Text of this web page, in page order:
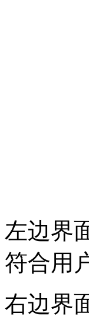
左边界
符合用
右边界